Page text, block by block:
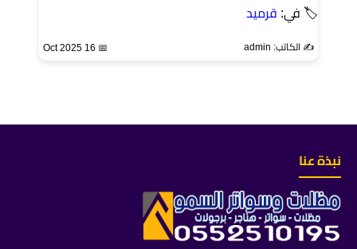
🏷 في: قرميد
✍️ الكاتب: admin 📅 16 Oct 2025
نبذة عنا